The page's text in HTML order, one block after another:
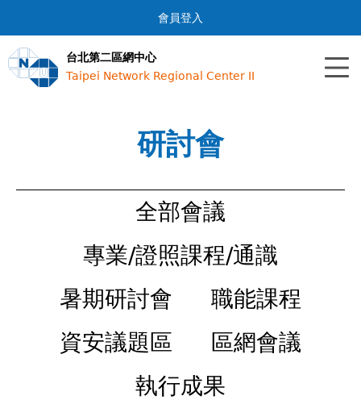
Jump to navigation
會員登入
台北第二區網中心
Taipei Network Regional Center II
研討會
全部會議
專業/證照課程/通識
暑期研討會
職能課程
資安議題區
區網會議
執行成果